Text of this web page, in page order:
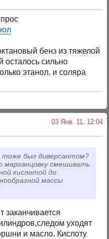
бенз из тяжелой
осталось сильно
этанол. и соляра
03 Янв. 11, 12:04
был диверсантом?
марганцовку смешивать
кислотой до
массы
уходят
и масло. Кислоту